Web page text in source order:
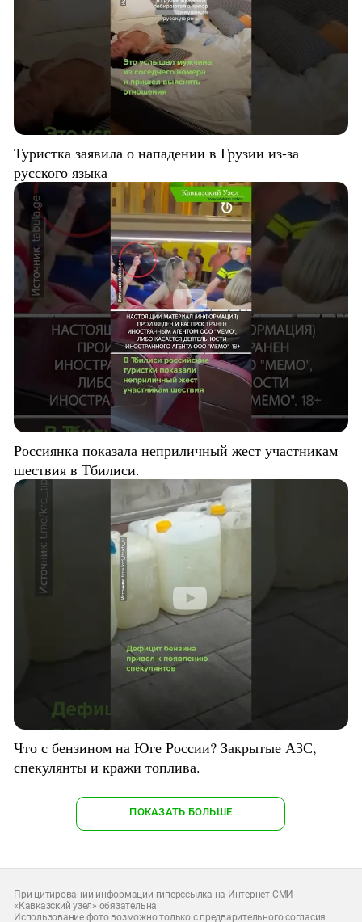
Туристка заявила о нападении в Грузии из-за
русского языка
Россиянка показала неприличный жест участникам
шествия в Тбилиси.
Что с бензином на Юге России? Закрытые АЗС,
спекулянты и кражи топлива.
ПОКАЗАТЬ БОЛЬШЕ
При цитировании информации гиперссылка на Интернет-СМИ
«Кавказский узел» обязательна
Использование фото возможно только с предварительного согласия